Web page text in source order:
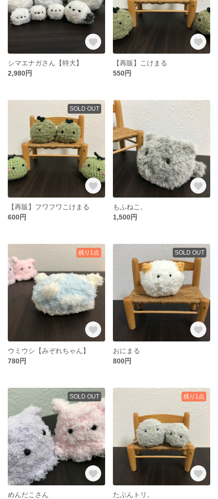
シマエナガさん【特大】
2,980円
【再販】こけまる
550円
SOLD OUT
【再販】フワフワこけまる
600円
もふねこ。
1,500円
残り1点
ウミウシ【みぞれちゃん】
780円
SOLD OUT
おにまる
800円
SOLD OUT
めんだこさん
残り1点
たぶんトリ。